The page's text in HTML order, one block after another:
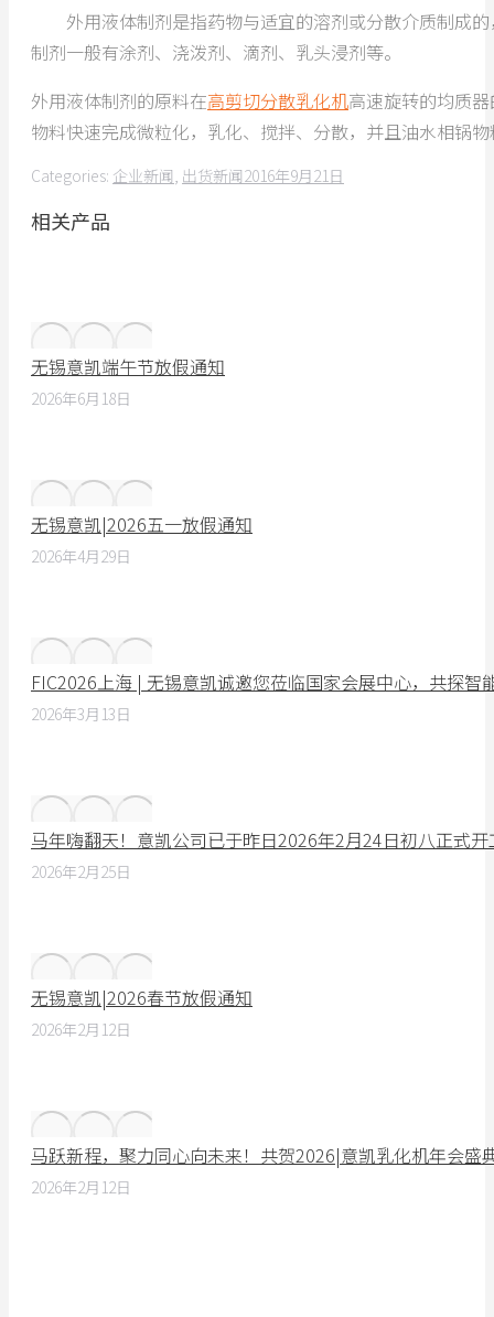
外用液体制剂是指药物与适宜的溶剂或分散介质制成的
制剂一般有涂剂、浇泼剂、滴剂、乳头浸剂等。
外用液体制剂的原料在高剪切分散乳化机高速旋转的均质
物料快速完成微粒化，乳化、搅拌、分散，并且油水相锅
Categories: 企业新闻, 出货新闻2016年9月21日
相关产品
无锡意凯端午节放假通知
2026年6月18日
无锡意凯|2026五一放假通知
2026年4月29日
FIC2026上海 | 无锡意凯诚邀您莅临国家会展中心，共探智
2026年3月13日
马年嗨翻天！意凯公司已于昨日2026年2月24日初八正式
2026年2月25日
无锡意凯|2026春节放假通知
2026年2月12日
马跃新程，聚力同心向未来！共贺2026|意凯乳化机年会盛
2026年2月12日